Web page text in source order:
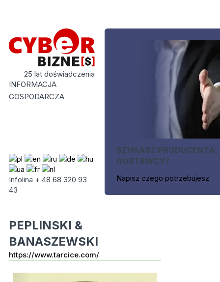
25 lat doświadczenia
INFORMACJA
GOSPODARCZA
Infolina + 48 68 320 93
43
SZUKASZ PRODUCENTA,
DOSTAWCY?
Napisz czego potrzebujesz
PEPLINSKI &
BANASZEWSKI
https://www.tarcice.com/